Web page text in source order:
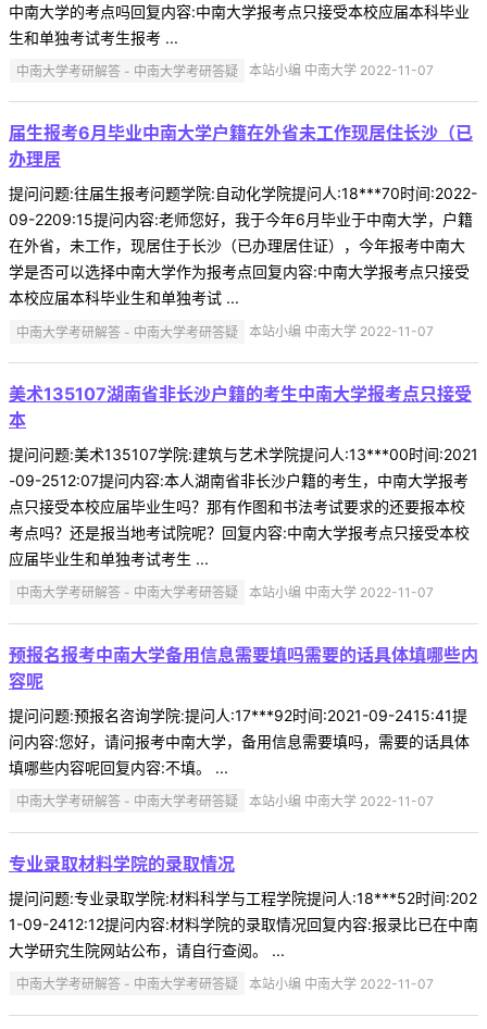
中南大学的考点吗回复内容:中南大学报考点只接受本校应届本科毕业
生和单独考试考生报考 ...
中南大学考研解答 - 中南大学考研答疑 本站小编 中南大学 2022-11-07
届生报考6月毕业中南大学户籍在外省未工作现居住长沙（已
办理居
提问问题:往届生报考问题学院:自动化学院提问人:18***70时间:2022-
09-2209:15提问内容:老师您好，我于今年6月毕业于中南大学，户籍
在外省，未工作，现居住于长沙（已办理居住证），今年报考中南大
学是否可以选择中南大学作为报考点回复内容:中南大学报考点只接受
本校应届本科毕业生和单独考试 ...
中南大学考研解答 - 中南大学考研答疑 本站小编 中南大学 2022-11-07
美术135107湖南省非长沙户籍的考生中南大学报考点只接受
本
提问问题:美术135107学院:建筑与艺术学院提问人:13***00时间:2021
-09-2512:07提问内容:本人湖南省非长沙户籍的考生，中南大学报考
点只接受本校应届毕业生吗？那有作图和书法考试要求的还要报本校
考点吗？还是报当地考试院呢？回复内容:中南大学报考点只接受本校
应届毕业生和单独考试考生 ...
中南大学考研解答 - 中南大学考研答疑 本站小编 中南大学 2022-11-07
预报名报考中南大学备用信息需要填吗需要的话具体填哪些内
容呢
提问问题:预报名咨询学院:提问人:17***92时间:2021-09-2415:41提
问内容:您好，请问报考中南大学，备用信息需要填吗，需要的话具体
填哪些内容呢回复内容:不填。 ...
中南大学考研解答 - 中南大学考研答疑 本站小编 中南大学 2022-11-07
专业录取材料学院的录取情况
提问问题:专业录取学院:材料科学与工程学院提问人:18***52时间:202
1-09-2412:12提问内容:材料学院的录取情况回复内容:报录比已在中南
大学研究生院网站公布，请自行查阅。 ...
中南大学考研解答 - 中南大学考研答疑 本站小编 中南大学 2022-11-07